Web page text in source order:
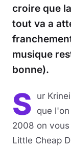
Sciences &
Forum
croire que
tout va a
musique
bonne).
S ur
que
2008 on
Little Cheap